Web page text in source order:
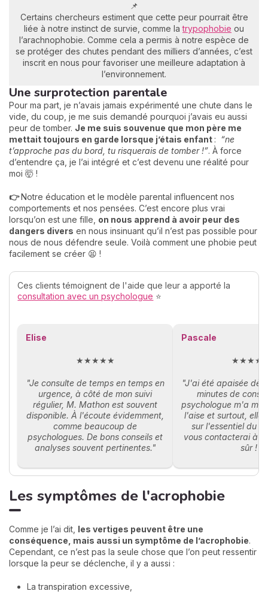
📌
Certains chercheurs estiment que cette peur pourrait être
liée à notre instinct de survie, comme latrypophobie ou
l’arachnophobie. Comme cela a permis à notre espèce de
se protéger des chutes pendant des milliers d’années, c’est
inscrit en nous pour favoriser une meilleure adaptation à
l’environnement.
Une surprotection parentale
Pour ma part, je n’avais jamais expérimenté une chute dans le
vide, du coup, je me suis demandé pourquoi j’avais eu aussi
peur de tomber. Je me suis souvenue que mon père me
mettait toujours en garde lorsque j’étais enfant : “ne
t’approche pas du bord, tu risquerais de tomber !”. À force
d’entendre ça, je l’ai intégré et c’est devenu une réalité pour
moi 🤯 !
👉Notre éducation et le modèle parental influencent nos
comportements et nos pensées. C’est encore plus vrai
lorsqu’on est une fille, on nous apprend à avoir peur des
dangers divers en nous insinuant qu’il n’est pas possible pour
nous de nous défendre seule. Voilà comment une phobie peut
facilement se créer 😫 !
Ces clients témoignent de l'aide que leur a apporté la
consultation avec un psychologue ⭐
Elise
★★★★★
"Je consulte de temps en temps en
urgence, à côté de mon suivi
régulier, M. Mathon est souvent
disponible. À l'écoute évidemment,
comme beaucoup de
psychologues. De bons conseils et
analyses souvent pertinentes."
Pascale
"J'ai été apaisée dès
minutes de
psychologue m'a
l'aise et surtout, elle
sur l'essentiel du
vous contacterai à
sûr !"
Les symptômes de l'acrophobie
Comme je l’ai dit, les vertiges peuvent être une
conséquence, mais aussi un symptôme de l’acrophobie.
Cependant, ce n’est pas la seule chose que l’on peut ressentir
lorsque la peur se déclenche, il y a aussi :
La transpiration excessive,